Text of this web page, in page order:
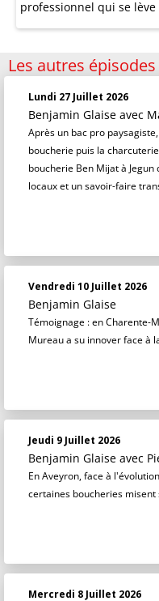
professionnel qui se
Les autres épisodes
Lundi 27 Juillet 2026
Benjamin Glaise avec
Après un bac pro
boucherie puis la
boucherie Ben Mijat à
locaux et un savoir-faire
Vendredi 10 Juillet 2026
Benjamin Glaise
Témoignage : en Charente-
Mureau a su innover face à
Jeudi 9 Juillet 2026
Benjamin Glaise avec
En Aveyron, face à
certaines boucheries
Mercredi 8 Juillet 2026